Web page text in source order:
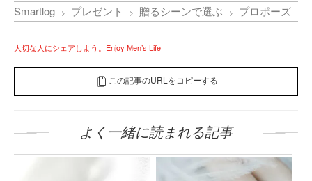
Smartlog プレゼント 贈るシーンで選ぶ プロポーズ
大切な人にシェアしよう。Enjoy Men’s Life!
この記事のURLをコピーする
よく一緒に読まれる記事